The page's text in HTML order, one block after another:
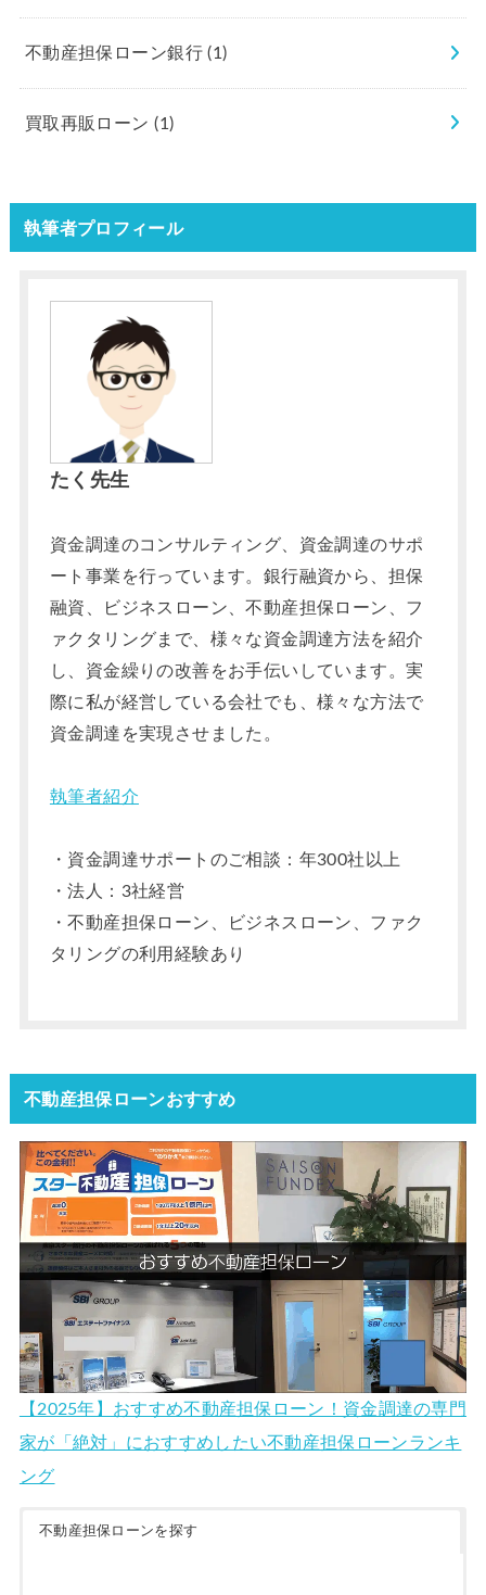
不動産担保ローン銀行(1)
買取再販ローン(1)
執筆者プロフィール
たく先生
資金調達のコンサルティング、資金調達のサポ
ート事業を行っています。銀行融資から、担保
融資、ビジネスローン、不動産担保ローン、フ
ァクタリングまで、様々な資金調達方法を紹介
し、資金繰りの改善をお手伝いしています。実
際に私が経営している会社でも、様々な方法で
資金調達を実現させました。
執筆者紹介
・資金調達サポートのご相談：年300社以上
・法人：3社経営
・不動産担保ローン、ビジネスローン、ファク
タリングの利用経験あり
不動産担保ローンおすすめ
【2025年】おすすめ不動産担保ローン！資金調達の専門
家が「絶対」におすすめしたい不動産担保ローンランキ
ング
不動産担保ローンを探す